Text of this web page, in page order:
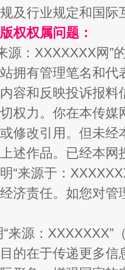
麦地、白藏房
背后
及行业规定和国
权权属问题：
源：XXXXXXX网”
拥有管理笔名和
容和反映投诉报
权力。你在本传
修改引用。但未
述作品。已经本
“来源于：
济责任。如您对
“来源：
的在于传递更多